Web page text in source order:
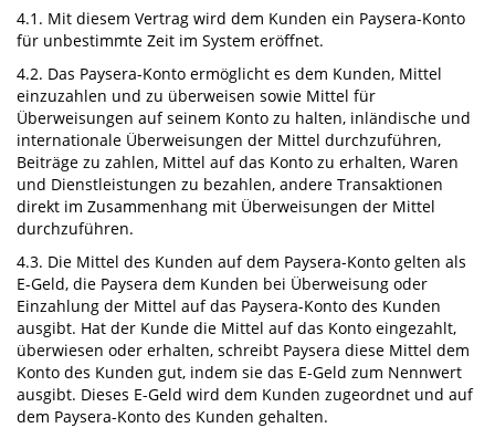
4.1. Mit diesem Vertrag wird dem Kunden ein Paysera-Konto
für unbestimmte Zeit im System eröffnet.
4.2. Das Paysera-Konto ermöglicht es dem Kunden, Mittel
einzuzahlen und zu überweisen sowie Mittel für
Überweisungen auf seinem Konto zu halten, inländische und
internationale Überweisungen der Mittel durchzuführen,
Beiträge zu zahlen, Mittel auf das Konto zu erhalten, Waren
und Dienstleistungen zu bezahlen, andere Transaktionen
direkt im Zusammenhang mit Überweisungen der Mittel
durchzuführen.
4.3. Die Mittel des Kunden auf dem Paysera-Konto gelten als
E-Geld, die Paysera dem Kunden bei Überweisung oder
Einzahlung der Mittel auf das Paysera-Konto des Kunden
ausgibt. Hat der Kunde die Mittel auf das Konto eingezahlt,
überwiesen oder erhalten, schreibt Paysera diese Mittel dem
Konto des Kunden gut, indem sie das E-Geld zum Nennwert
ausgibt. Dieses E-Geld wird dem Kunden zugeordnet und auf
dem Paysera-Konto des Kunden gehalten.